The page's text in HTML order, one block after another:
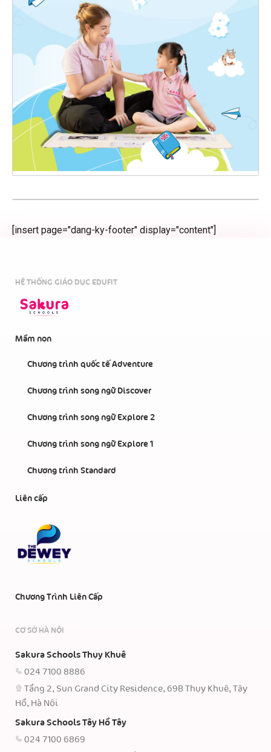
[insert page="dang-ky-footer" display="content"]
HỆ THỐNG GIÁO DỤC EDUFIT
Mầm non
Chương trình quốc tế Adventure
Chương trình song ngữ Discover
Chương trình song ngữ Explore 2
Chương trình song ngữ Explore 1
Chương trình Standard
Liên cấp
Chương Trình Liên Cấp
CƠ SỞ HÀ NỘI
Sakura Schools Thụy Khuê
024 7100 8886
Tầng 2, Sun Grand City Residence, 69B Thụy Khuê, Tây
Hồ, Hà Nội
Sakura Schools Tây Hồ Tây
024 7100 6869